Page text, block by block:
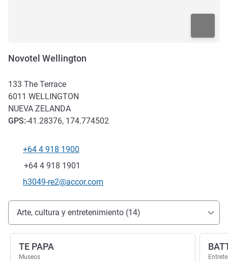
Novotel Wellington
133 The Terrace
6011 WELLINGTON
NUEVA ZELANDA
GPS:-41.28376, 174.774502
Teléfono
+64 4 918 1900
Fax
+64 4 918 1901
Correo electrónico de contacto
h3049-re2@accor.com
Acceso y transporte
Arte, cultura y entretenimiento (14)
TE PAPA
Museos